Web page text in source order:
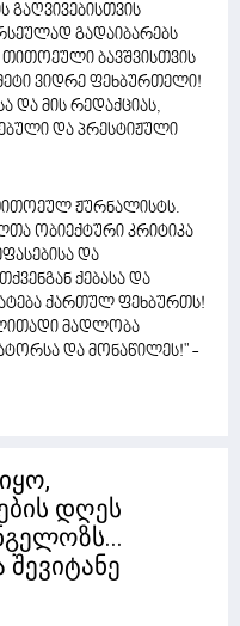
გაღვივებისთვის
გადაიბარებს
ბავშვისთვის
ვიდრე ფეხბურთელი!
და მის რედაქციას,
და პრესტიჟული
ჟურნალისტს.
ობიექტური კრიტიკა
და
ქებასა და
ქართულ ფეხბურთს!
მადლობა
და მონაწილეს!" -
დღეს